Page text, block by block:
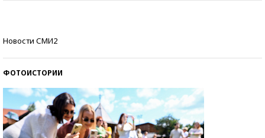
Новости СМИ2
ФОТОИСТОРИИ